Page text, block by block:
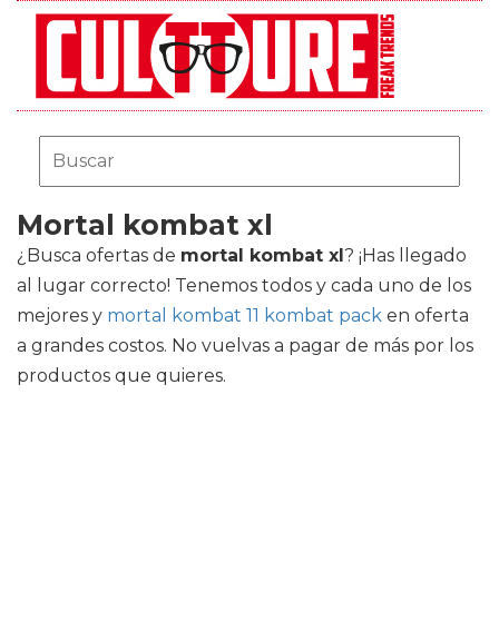
Mortal kombat xl
¿Busca ofertas de mortal kombat xl? ¡Has llegado
al lugar correcto! Tenemos todos y cada uno de los
mejores y mortal kombat 11 kombat pack en oferta
a grandes costos. No vuelvas a pagar de más por los
productos que quieres.